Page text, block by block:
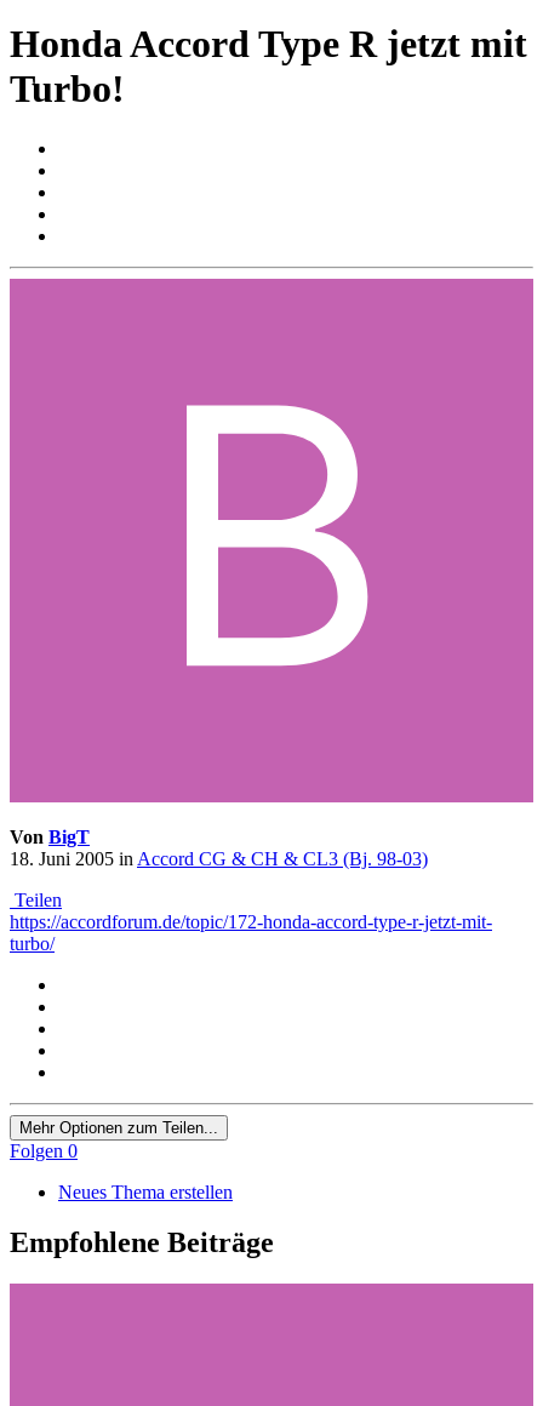
Honda Accord Type R jetzt mit
Turbo!
Von BigT
18. Juni 2005 in Accord CG & CH & CL3 (Bj. 98-03)
Teilen
https://accordforum.de/topic/172-honda-accord-type-r-jetzt-mit-
turbo/
Mehr Optionen zum Teilen...
Folgen 0
Neues Thema erstellen
Empfohlene Beiträge